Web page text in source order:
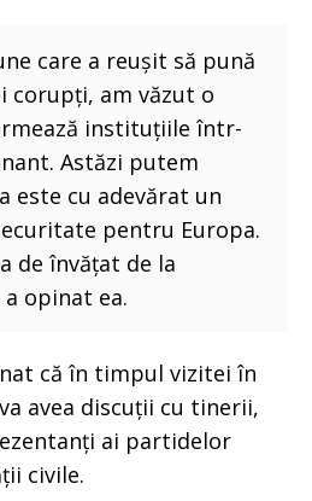
care a reușit să pună
corupți, am văzut o
instituțiile într-
Astăzi putem
este cu adevărat un
pentru Europa.
de învățat de la
opinat ea.
că în timpul vizitei în
avea discuții cu tinerii,
ai partidelor
civile.